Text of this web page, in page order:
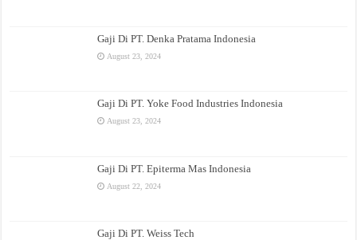
Gaji Di PT. Denka Pratama Indonesia
August 23, 2024
Gaji Di PT. Yoke Food Industries Indonesia
August 23, 2024
Gaji Di PT. Epiterma Mas Indonesia
August 22, 2024
Gaji Di PT. Weiss Tech